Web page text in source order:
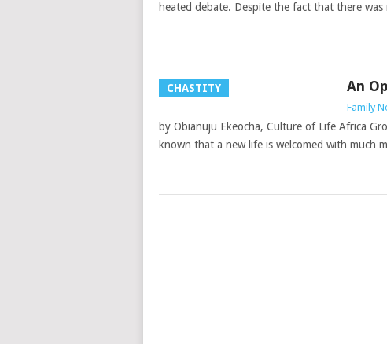
heated debate. Despite the fact that there
CHASTITY An
Family
by Obianuju Ekeocha, Culture of Life Africa
known that a new life is welcomed with much